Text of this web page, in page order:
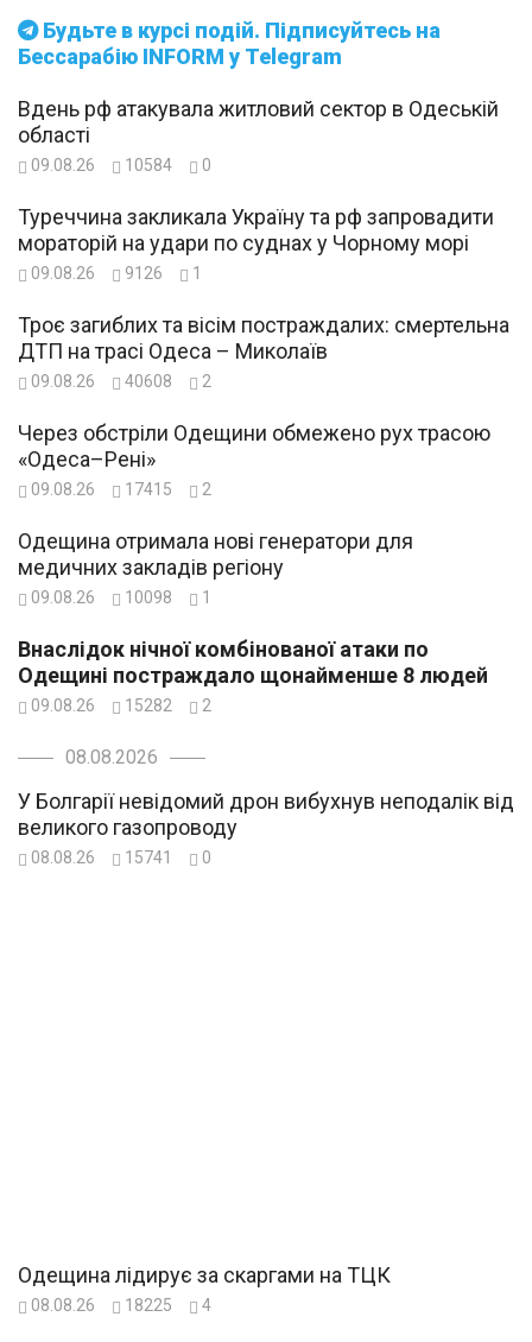
Будьте в курсі подій. Підписуйтесь на
Бессарабію INFORM у Telegram
Вдень рф атакувала житловий сектор в Одеській
області
09.08.26 10584 0
Туреччина закликала Україну та рф запровадити
мораторій на удари по суднах у Чорному морі
09.08.26 9126 1
Троє загиблих та вісім постраждалих: смертельна
ДТП на трасі Одеса – Миколаїв
09.08.26 40608 2
Через обстріли Одещини обмежено рух трасою
«Одеса–Рені»
09.08.26 17415 2
Одещина отримала нові генератори для
медичних закладів регіону
09.08.26 10098 1
Внаслідок нічної комбінованої атаки по
Одещині постраждало щонайменше 8 людей
09.08.26 15282 2
08.08.2026
У Болгарії невідомий дрон вибухнув неподалік від
великого газопроводу
08.08.26 15741 0
Одещина лідирує за скаргами на ТЦК
08.08.26 18225 4